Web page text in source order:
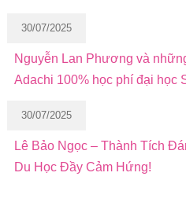
30/07/2025
Nguyễn Lan Phương và
Adachi 100% học phí đại học
30/07/2025
Lê Bảo Ngọc – Thành Tích
Du Học Đầy Cảm Hứng!